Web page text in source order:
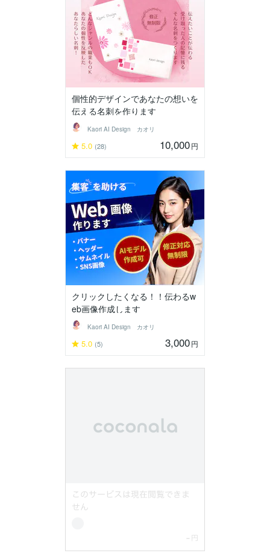
個性的デザインであなたの想いを
伝える名刺を作ります
Kaori AI Design カオリ
5.0 (28) 10,000円
クリックしたくなる！！伝わるw
eb画像作成します
Kaori AI Design カオリ
5.0 (5) 3,000円